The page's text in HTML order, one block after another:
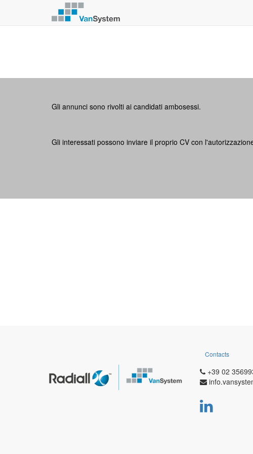
Gli annunci sono rivolti ai candidati ambosessi.
Gli interessati possono inviare il proprio CV con
Contacts
+39 02